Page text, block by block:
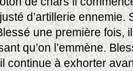
d’artillerie
une première fois,
qu’on l’emmène.
continue à exhorter